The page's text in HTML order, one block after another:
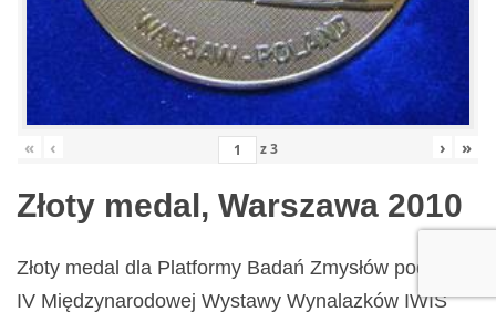
« ‹ z3 › »
Złoty medal, Warszawa 2010
Złoty medal dla Platformy Badań Zmysłów podczas
IV Międzynarodowej Wystawy Wynalazków IWIS